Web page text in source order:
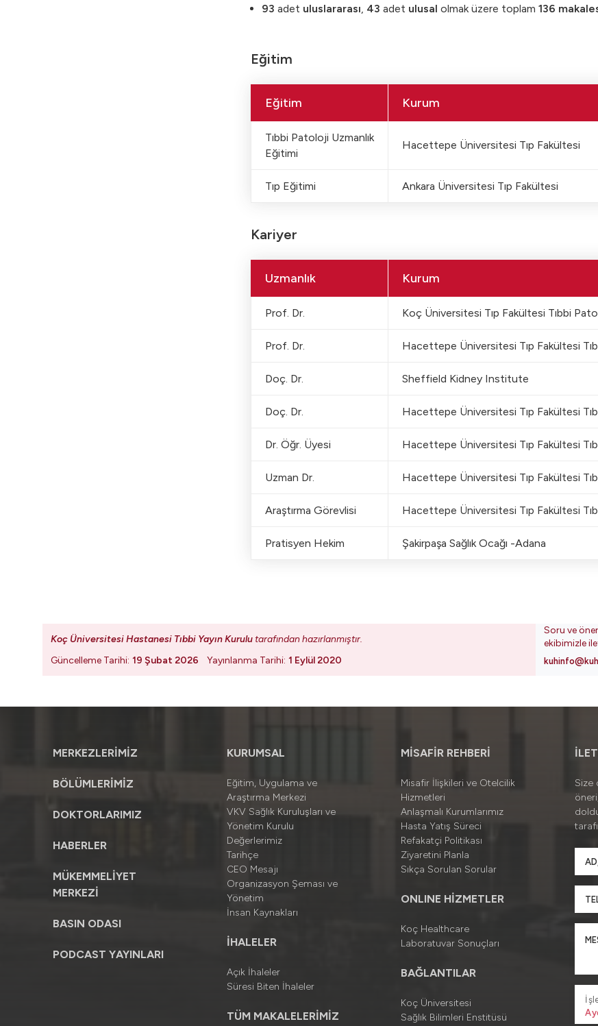
93 adet uluslararası, 43 adet ulusal olmak üzere toplam 136
Eğitim
Eğitim Kurum
Tıbbi Patoloji Uzmanlık
Eğitimi
Hacettepe Üniversitesi Tıp Fakültesi
Tıp Eğitimi Ankara Üniversitesi Tıp Fakültesi
Kariyer
Uzmanlık Kurum
Prof. Dr. Koç Üniversitesi Tıp Fakültesi Tıbbi
Prof. Dr. Hacettepe Üniversitesi Tıp Fakültesi
Doç. Dr. Sheffield Kidney Institute
Doç. Dr. Hacettepe Üniversitesi Tıp Fakültesi
Dr. Öğr. Üyesi Hacettepe Üniversitesi Tıp Fakültesi
Uzman Dr. Hacettepe Üniversitesi Tıp Fakültesi
Araştırma Görevlisi Hacettepe Üniversitesi Tıp Fakültesi
Pratisyen Hekim Şakirpaşa Sağlık Ocağı -Adana
Koç Üniversitesi Hastanesi Tıbbi Yayın Kurulu tarafından hazırlanmıştır.
Güncelleme Tarihi: 19 Şubat 2026 Yayınlanma Tarihi: 1 Eylül 2020
Soru ve
ekibimizle
MERKEZLERİMİZ
BÖLÜMLERİMİZ
DOKTORLARIMIZ
HABERLER
MÜKEMMELİYET
MERKEZİ
BASIN ODASI
PODCAST YAYINLARI
KURUMSAL
Eğitim, Uygulama ve
Araştırma Merkezi
VKV Sağlık Kuruluşları ve
Yönetim Kurulu
Değerlerimiz
Tarihçe
CEO Mesajı
Organizasyon Şeması ve
Yönetim
İnsan Kaynakları
İHALELER
Açık İhaleler
Süresi Biten İhaleler
TÜM MAKALELERİMİZ
MİSAFİR REHBERİ
Misafir İlişkileri ve Otelcilik
Hizmetleri
Anlaşmalı Kurumlarımız
Hasta Yatış Süreci
Refakatçi Politikası
Ziyaretini Planla
Sıkça Sorulan Sorular
ONLINE HİZMETLER
Koç Healthcare
Laboratuvar Sonuçları
BAĞLANTILAR
Koç Üniversitesi
Sağlık Bilimleri Enstitüsü
Size